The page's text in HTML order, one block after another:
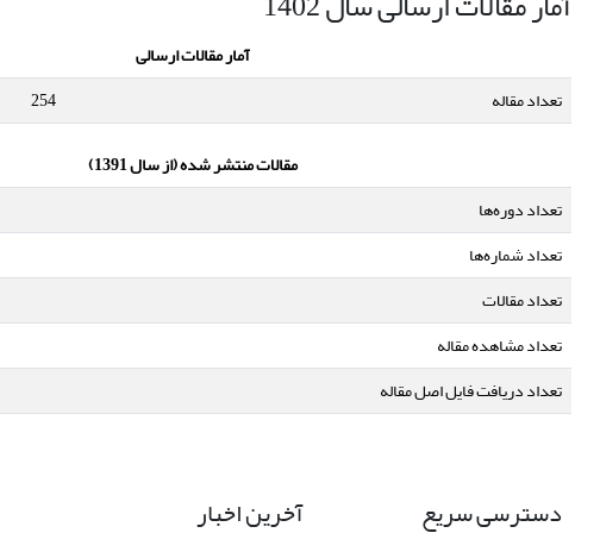
آمار مقالات ارسالی
تعداد مقاله
254
مقالات منتشر شده (از سال 1391)
تعداد دوره‌ها
تعداد شماره‌ها
تعداد مقالات
تعداد مشاهده مقاله
تعداد دریافت فایل اصل مقاله
دسترسی سریع آخرین اخبار